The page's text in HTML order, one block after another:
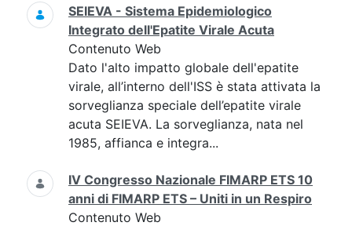
SEIEVA - Sistema Epidemiologico
Integrato dell'Epatite Virale Acuta
Contenuto Web
Dato l'alto impatto globale dell'epatite
virale, all’interno dell'ISS è stata attivata la
sorveglianza speciale dell’epatite virale
acuta SEIEVA. La sorveglianza, nata nel
1985, affianca e integra...
IV Congresso Nazionale FIMARP ETS 10
anni di FIMARP ETS – Uniti in un Respiro
Contenuto Web